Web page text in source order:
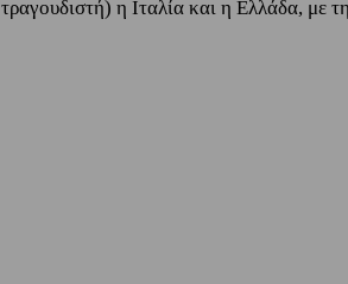
η Ιταλία και η Ελλάδα, με